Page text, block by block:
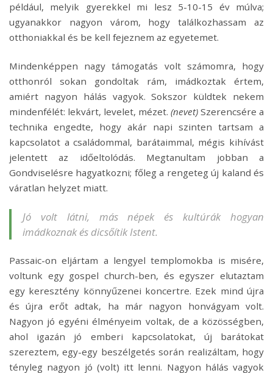
például, melyik gyerekkel mi lesz 5-10-15 év múlva;
ugyanakkor nagyon várom, hogy találkozhassam az
otthoniakkal és be kell fejeznem az egyetemet.
Mindenképpen nagy támogatás volt számomra, hogy
otthonról sokan gondoltak rám, imádkoztak értem,
amiért nagyon hálás vagyok. Sokszor küldtek nekem
mindenfélét: lekvárt, levelet, mézet. (nevet) Szerencsére a
technika engedte, hogy akár napi szinten tartsam a
kapcsolatot a családommal, barátaimmal, mégis kihívást
jelentett az időeltolódás. Megtanultam jobban a
Gondviselésre hagyatkozni; főleg a rengeteg új kaland és
váratlan helyzet miatt.
Jó volt látni, más népek és kultúrák hogyan
imádkoznak és dicsőítik Istent.
Passaic-on eljártam a lengyel templomokba is misére,
voltunk egy gospel church-ben, és egyszer elutaztam
egy keresztény könnyűzenei koncertre. Ezek mind újra
és újra erőt adtak, ha már nagyon honvágyam volt.
Nagyon jó egyéni élményeim voltak, de a közösségben,
ahol igazán jó emberi kapcsolatokat, új barátokat
szereztem, egy-egy beszélgetés során realizáltam, hogy
tényleg nagyon jó (volt) itt lenni. Nagyon hálás vagyok